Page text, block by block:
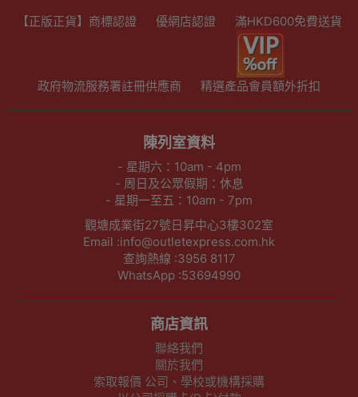
【正版正貨】商標認證 優網店認證 滿HKD600免費送貨
政府物流服務署註冊供應商 精選產品會員額外折扣
陳列室資料
- 星期六：10am - 4pm
- 周日及公眾假期：休息
- 星期一至五：10am - 7pm
觀塘成業街27號日昇中心3樓302室
Email :info@outletexpress.com.hk
查詢熱線 :3956 8117
WhatsApp :53694990
商店資訊
聯絡我們
關於我們
索取報價 公司、學校或機構採購